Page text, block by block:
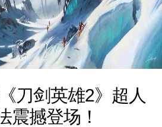
刀剑英雄2》超人
震撼登场！